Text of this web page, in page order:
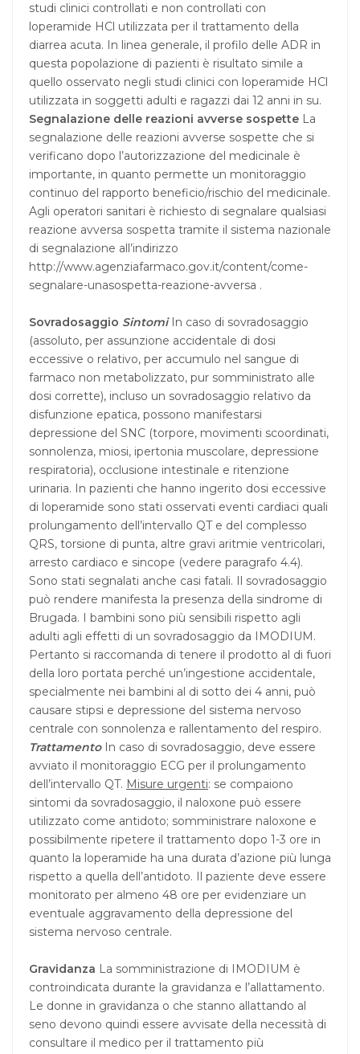
studi clinici controllati e non controllati con
loperamide HCl utilizzata per il trattamento della
diarrea acuta. In linea generale, il profilo delle ADR in
questa popolazione di pazienti è risultato simile a
quello osservato negli studi clinici con loperamide HCl
utilizzata in soggetti adulti e ragazzi dai 12 anni in su.
Segnalazione delle reazioni avverse sospette La
segnalazione delle reazioni avverse sospette che si
verificano dopo l’autorizzazione del medicinale è
importante, in quanto permette un monitoraggio
continuo del rapporto beneficio/rischio del medicinale.
Agli operatori sanitari è richiesto di segnalare qualsiasi
reazione avversa sospetta tramite il sistema nazionale
di segnalazione all’indirizzo
http://www.agenziafarmaco.gov.it/content/come-
segnalare-unasospetta-reazione-avversa .
Sovradosaggio Sintomi In caso di sovradosaggio
(assoluto, per assunzione accidentale di dosi
eccessive o relativo, per accumulo nel sangue di
farmaco non metabolizzato, pur somministrato alle
dosi corrette), incluso un sovradosaggio relativo da
disfunzione epatica, possono manifestarsi
depressione del SNC (torpore, movimenti scoordinati,
sonnolenza, miosi, ipertonia muscolare, depressione
respiratoria), occlusione intestinale e ritenzione
urinaria. In pazienti che hanno ingerito dosi eccessive
di loperamide sono stati osservati eventi cardiaci quali
prolungamento dell’intervallo QT e del complesso
QRS, torsione di punta, altre gravi aritmie ventricolari,
arresto cardiaco e sincope (vedere paragrafo 4.4).
Sono stati segnalati anche casi fatali. Il sovradosaggio
può rendere manifesta la presenza della sindrome di
Brugada. I bambini sono più sensibili rispetto agli
adulti agli effetti di un sovradosaggio da IMODIUM.
Pertanto si raccomanda di tenere il prodotto al di fuori
della loro portata perché un’ingestione accidentale,
specialmente nei bambini al di sotto dei 4 anni, può
causare stipsi e depressione del sistema nervoso
centrale con sonnolenza e rallentamento del respiro.
Trattamento In caso di sovradosaggio, deve essere
avviato il monitoraggio ECG per il prolungamento
dell’intervallo QT. Misure urgenti: se compaiono
sintomi da sovradosaggio, il naloxone può essere
utilizzato come antidoto; somministrare naloxone e
possibilmente ripetere il trattamento dopo 1-3 ore in
quanto la loperamide ha una durata d’azione più lunga
rispetto a quella dell’antidoto. Il paziente deve essere
monitorato per almeno 48 ore per evidenziare un
eventuale aggravamento della depressione del
sistema nervoso centrale.
Gravidanza La somministrazione di IMODIUM è
controindicata durante la gravidanza e l’allattamento.
Le donne in gravidanza o che stanno allattando al
seno devono quindi essere avvisate della necessità di
consultare il medico per il trattamento più